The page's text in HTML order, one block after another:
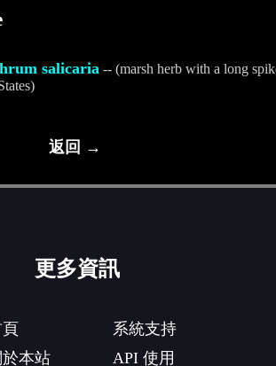
salicaria -- (marsh herb with a long
返回 →
更多資訊
於本站
系統支持
API 使用